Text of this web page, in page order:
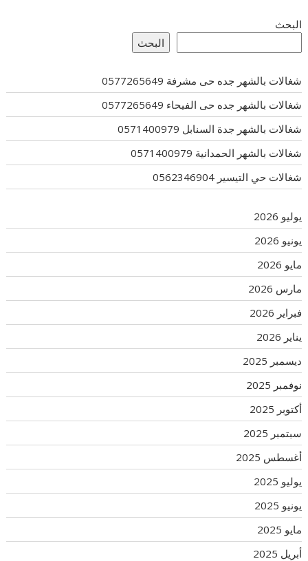
البحث
البحث
شغالات بالشهر جده حى مشرفة 0577265649
شغالات بالشهر جده حى الفيحاء 0577265649
شغالات بالشهر جدة السنابل 0571400979
شغالات بالشهر الحمدانية 0571400979
شغالات حي التيسير 0562346904
يوليو 2026
يونيو 2026
مايو 2026
مارس 2026
فبراير 2026
يناير 2026
ديسمبر 2025
نوفمبر 2025
أكتوبر 2025
سبتمبر 2025
أغسطس 2025
يوليو 2025
يونيو 2025
مايو 2025
أبريل 2025